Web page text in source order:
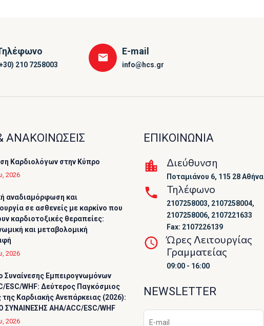
210 7258003
E-mail
info@hcs.gr
ΑΝΑΚΟΙΝΩΣΕΙΣ
Καρδιολόγων στην Κύπρο
2026
αναδιαμόρφωση και
σε ασθενείς με καρκίνο που
καρδιοτοξικές θεραπείες:
και μεταβολομική
2026
Συναίνεσης Εμπειρογνωμόνων
ESC/WHF: Δεύτερος Παγκόσμιος
της Καρδιακής Ανεπάρκειας (2026):
ΣΥΝΑΙΝΕΣΗΣ AHA/ACC/ESC/WHF
2026
ΕΠΙΚΟΙΝΩΝΙΑ
Διεύθυνση
Ποταμιάνου 6, 115 28 Αθήνα
Τηλέφωνο
2107258003, 2107258004,
2107258006, 2107221633
Fax: 2107226139
Ώρες Λειτουργίας
Γραμματείας
09:00 - 16:00
NEWSLETTER